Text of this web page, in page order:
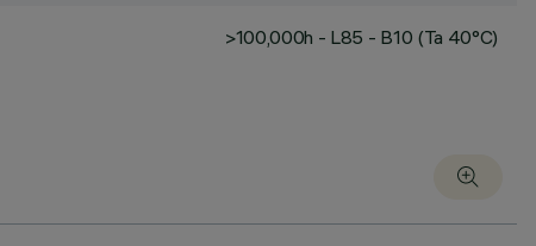
>100,000h - L85 - B10 (Ta 40°C)